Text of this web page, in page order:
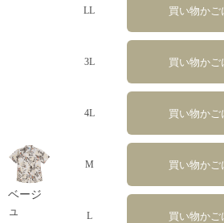
LL 買い物かご
3L 買い物かご
4L 買い物かご
ベージ
ュ
M 買い物かご
L 買い物かご